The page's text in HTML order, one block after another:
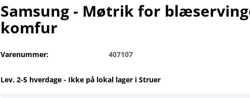
Samsung - Møtrik for
komfur
Varenummer: 407107
Lev. 2-5 hverdage - Ikke på lokal lager i Struer